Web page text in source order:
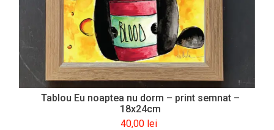
Tablou Eu noaptea nu dorm – print semnat –
18x24cm
40,00 lei